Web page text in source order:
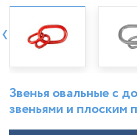
‹
Звенья овальные с
звеньями и плоским